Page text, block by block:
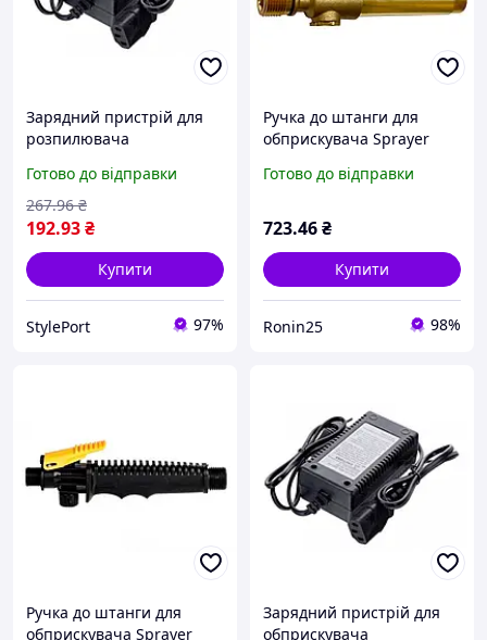
Зарядний пристрій для
розпилювача
функцією швидкого
заряджання та захистом
від...
Готово до відправки
192.93₴
267.96 ₴
Купити
StylePort 97%
Ручка до штанги для
обприскувача Sprayer
2)
Готово до відправки
723.46₴
Купити
Ronin25 98%
Ручка до штанги для
обприскувача Sprayer
Зарядний пристрій для
обприскувача